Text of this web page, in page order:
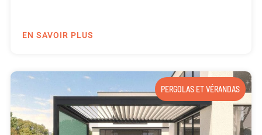
EN SAVOIR PLUS
PERGOLAS ET VÉRANDAS